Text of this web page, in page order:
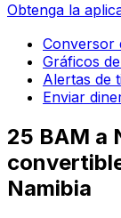
Obtenga la
Conversor
Gráficos
Alertas de
Enviar
25 BAM a
Namibia